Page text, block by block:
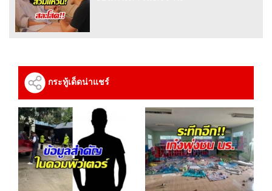
กระทู้เด็ดน่าแชร์